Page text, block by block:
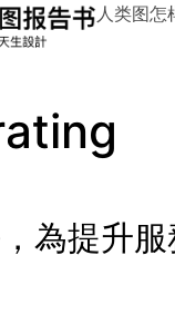
人类图怎
為提升